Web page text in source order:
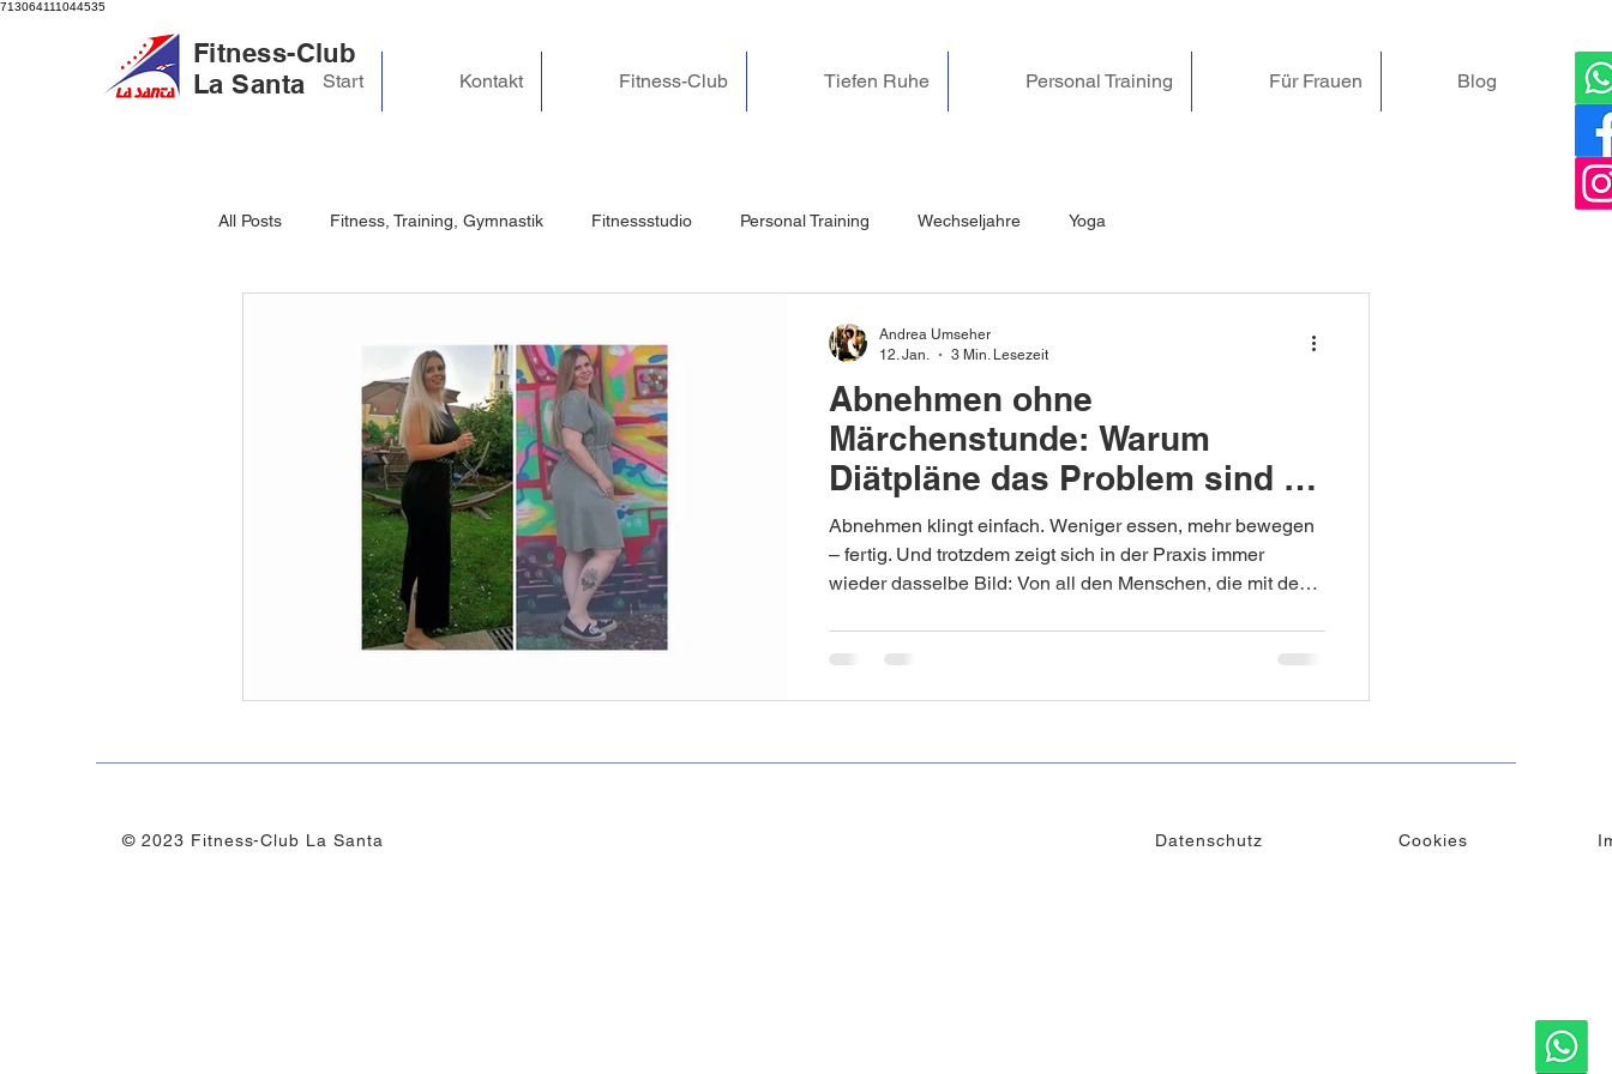
713064111044535
Fitness-Club
La Santa
Start Kontakt Fitness-Club Tiefen Ruhe Personal Training Für Frauen Blog
All Posts Fitness, Training, Gymnastik Fitnessstudio Personal Training Wechseljahre Yoga
Mindset & Achtsamkeit Gesundheit & Wohlbefinden Beckenbodentraining Rückenschmerzen
Anti Falten Schönheit Challenge
Gemeinschaft und Teamgeist Familien-Oster-Challenge
Erholung
Abnehmen ohne
Märchenstunde: Warum
Diätpläne das Problem sind –
nicht du
Abnehmen klingt einfach. Weniger essen, mehr bewegen
– fertig. Und trotzdem zeigt sich in der Praxis immer
wieder dasselbe Bild: Von all den Menschen, die mit dem
Andrea Umseher
12. Jan.
3 Min. Lesezeit
© 2023 Fitness-Club La Santa Datenschutz Cookies